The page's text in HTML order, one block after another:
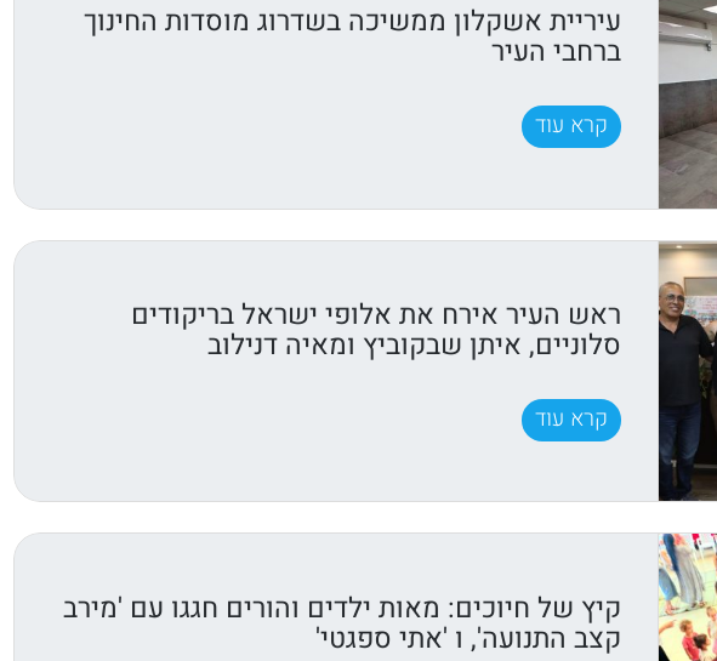
עיריית אשקלון ממשיכה בשדרוג מוסדות החינוך
ברחבי העיר
קרא עוד
ראש העיר אירח את אלופי ישראל בריקודים
סלוניים, איתן שבקוביץ ומאיה דנילוב
קרא עוד
קיץ של חיוכים: מאות ילדים והורים חגגו עם 'מירב
קצב התנועה', ו 'אתי ספגטי'